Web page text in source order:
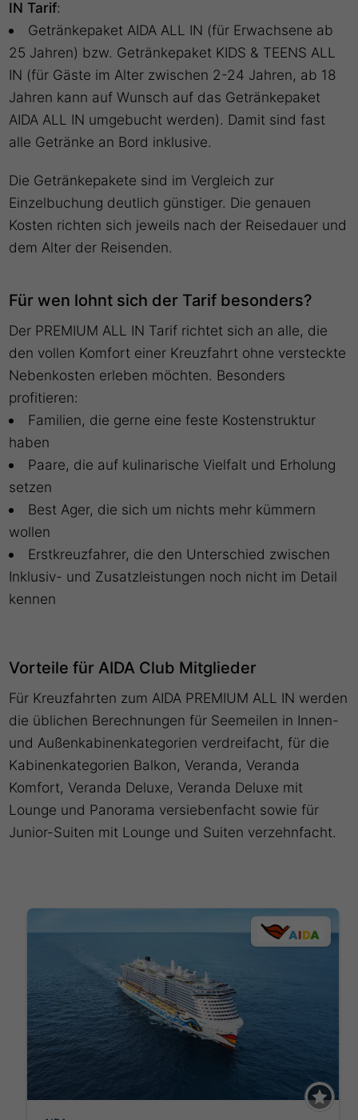
IN Tarif:
Getränkepaket AIDA ALL IN (für Erwachsene ab
25 Jahren) bzw. Getränkepaket KIDS & TEENS ALL
IN (für Gäste im Alter zwischen 2-24 Jahren, ab 18
Jahren kann auf Wunsch auf das Getränkepaket
AIDA ALL IN umgebucht werden). Damit sind fast
alle Getränke an Bord inklusive.
Die Getränkepakete sind im Vergleich zur
Einzelbuchung deutlich günstiger. Die genauen
Kosten richten sich jeweils nach der Reisedauer und
dem Alter der Reisenden.
Für wen lohnt sich der Tarif besonders?
Der PREMIUM ALL IN Tarif richtet sich an alle, die
den vollen Komfort einer Kreuzfahrt ohne versteckte
Nebenkosten erleben möchten. Besonders
profitieren:
Familien, die gerne eine feste Kostenstruktur
haben
Paare, die auf kulinarische Vielfalt und Erholung
setzen
Best Ager, die sich um nichts mehr kümmern
wollen
Erstkreuzfahrer, die den Unterschied zwischen
Inklusiv- und Zusatzleistungen noch nicht im Detail
kennen
Vorteile für AIDA Club Mitglieder
Für Kreuzfahrten zum AIDA PREMIUM ALL IN werden
die üblichen Berechnungen für Seemeilen in Innen-
und Außenkabinenkategorien verdreifacht, für die
Kabinenkategorien Balkon, Veranda, Veranda
Komfort, Veranda Deluxe, Veranda Deluxe mit
Lounge und Panorama versiebenfacht sowie für
Junior-Suiten mit Lounge und Suiten verzehnfacht.